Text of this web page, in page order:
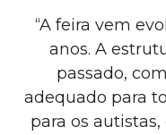
“A feira vem
anos. A
passado,
adequado para
para os